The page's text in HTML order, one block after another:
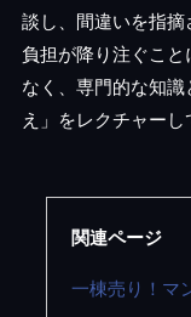
談し、間違いを指
負担が降り注ぐこ
なく、専門的な知
え」をレクチャーし
関連ページ
一棟売り！マ